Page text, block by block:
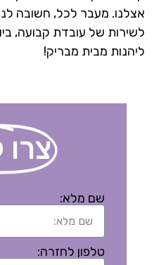
אצלנו. מעבר לכל, חשובה
לשירות של עובדת קבועה,
ליהנות מבית מבריק!
שם מלא:
טלפון לחזרה: